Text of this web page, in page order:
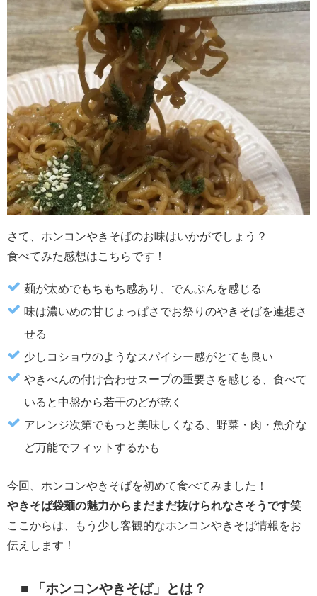
さて、ホンコンやきそばのお味はいかがでしょう？
食べてみた感想はこちらです！
麺が太めでもちもち感あり、でんぷんを感じる
味は濃いめの甘じょっぱさでお祭りのやきそばを連想さ
せる
少しコショウのようなスパイシー感がとても良い
やきべんの付け合わせスープの重要さを感じる、食べて
いると中盤から若干のどが乾く
アレンジ次第でもっと美味しくなる、野菜・肉・魚介な
ど万能でフィットするかも
今回、ホンコンやきそばを初めて食べてみました！
やきそば袋麺の魅力からまだまだ抜けられなさそうです笑
ここからは、もう少し客観的なホンコンやきそば情報をお
伝えします！
■ 「ホンコンやきそば」とは？